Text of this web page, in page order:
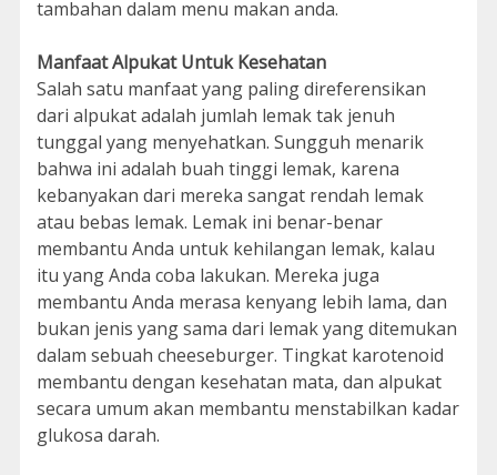
tambahan dalam menu makan anda.
Manfaat Alpukat Untuk Kesehatan
Salah satu manfaat yang paling direferensikan
dari alpukat adalah jumlah lemak tak jenuh
tunggal yang menyehatkan. Sungguh menarik
bahwa ini adalah buah tinggi lemak, karena
kebanyakan dari mereka sangat rendah lemak
atau bebas lemak. Lemak ini benar-benar
membantu Anda untuk kehilangan lemak, kalau
itu yang Anda coba lakukan. Mereka juga
membantu Anda merasa kenyang lebih lama, dan
bukan jenis yang sama dari lemak yang ditemukan
dalam sebuah cheeseburger. Tingkat karotenoid
membantu dengan kesehatan mata, dan alpukat
secara umum akan membantu menstabilkan kadar
glukosa darah.